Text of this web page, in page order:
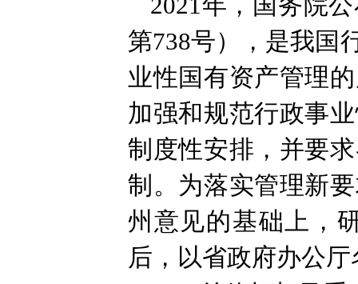
2021年，国务院
第738号），是我国
业性国有资产管理
加强和规范行政事
制度性安排，并要
制。为落实管理新
州意见的基础上，
后，以省政府办公